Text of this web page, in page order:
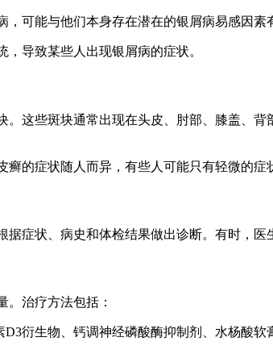
可能与他们本身存在潜在的银屑病易感因素
导致某些人出现银屑病的症状。
这些斑块通常出现在头皮、肘部、膝盖、
的症状随人而异，有些人可能只有轻微的症
症状、病史和体检结果做出诊断。有时，医
治疗方法包括：
衍生物、钙调神经磷酸酶抑制剂、水杨酸软